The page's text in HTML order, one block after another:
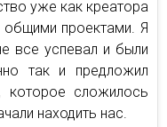
уже как креатора
проектами. Я
все успевал и были
так и предложил
которое сложилось
находить нас.